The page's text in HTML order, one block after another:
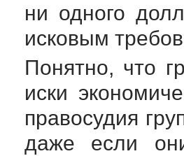
ни одного
исковым
Понятно, что
иски
правосудия
даже если